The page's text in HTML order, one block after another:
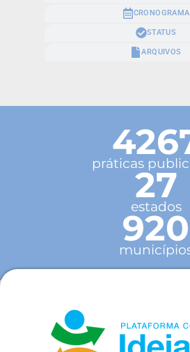
CRONOGRAMA
STATUS
ARQUIVOS
práticas
27
estados
920